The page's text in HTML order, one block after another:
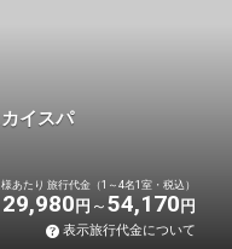
イスパ
あたり 旅行代金（1～4名1室・税込）
29,980 円 54,170 円
表示旅行代金について